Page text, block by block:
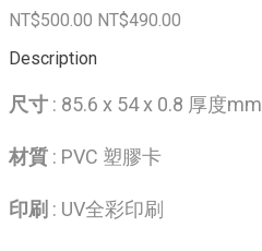
NT$500.00 NT$490.00
Description
尺寸 : 85.6 x 54 x 0.8 厚度mm
材質 : PVC 塑膠卡
印刷 : UV全彩印刷